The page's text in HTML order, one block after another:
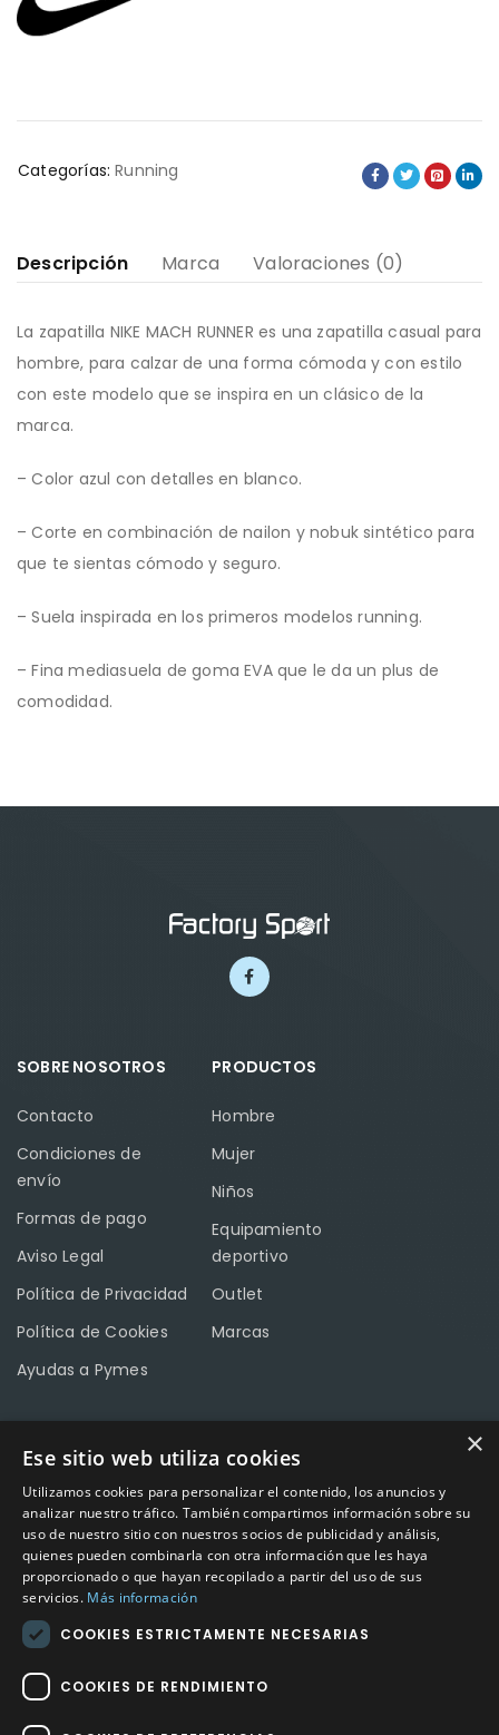
Categorías: Running
Descripción Marca Valoraciones (0)
La zapatilla NIKE MACH RUNNER es una zapatilla casual para
hombre, para calzar de una forma cómoda y con estilo
con este modelo que se inspira en un clásico de la
marca.
– Color azul con detalles en blanco.
– Corte en combinación de nailon y nobuk sintético para
que te sientas cómodo y seguro.
– Suela inspirada en los primeros modelos running.
– Fina mediasuela de goma EVA que le da un plus de
comodidad.
SOBRE NOSOTROS
Contacto
Condiciones de
envío
Formas de pago
Aviso Legal
Política de Privacidad
Política de Cookies
Ayudas a Pymes
PRODUCTOS
Hombre
Mujer
Niños
Equipamiento
deportivo
Outlet
Marcas
CONTACTO
Calle Méndez Núñez nº3 – Fuente Palmera 14120 Córdoba
Teléfono957 04 96 57
Emailinfo@factory-sport.es
HORARIO COMERCIAL
Lunes a viernes
10:00 a 14:00 / 18:00 a 21:00
×
Ese sitio web utiliza cookies
Utilizamos cookies para personalizar el contenido, los anuncios y
analizar nuestro tráfico. También compartimos información sobre su
uso de nuestro sitio con nuestros socios de publicidad y análisis,
quienes pueden combinarla con otra información que les haya
proporcionado o que hayan recopilado a partir del uso de sus
servicios. Más información
COOKIES ESTRICTAMENTE NECESARIAS
COOKIES DE RENDIMIENTO